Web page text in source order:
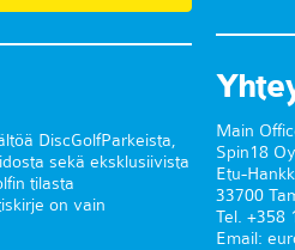
DiscGolfParkeista,
sekä eksklusiivista
tilasta
on vain
Main
Spin18 Oy
Etu-
33700
Tel. +358
Email: